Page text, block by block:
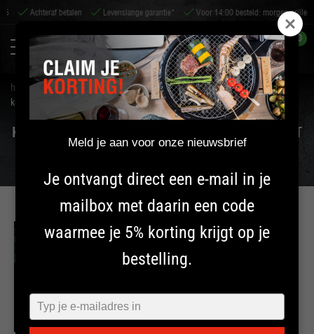
Achteraf betalen Levenslange garantie* Voor 14:00 besteld: morgen grillen*
0
home tips & service
tips
koud roken en voedselveiligheid: alles wat je moet weten
KOUD ROKEN EN VOEDSELVEILIGHEID: ALLES WAT
JE MOET WETEN
INFORMATIE
Meld je aan voor onze nieuwsbrief
Je ontvangt direct een e-mail in je
mailbox met daarin een code
waarmee je 5% korting krijgt op je
bestelling.
Typ
je